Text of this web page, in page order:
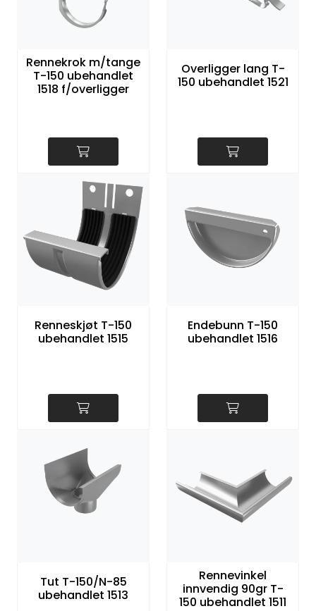
Rennekrok m/tange
T-150 ubehandlet
1518 f/overligger
Overligger lang T-
150 ubehandlet 1521
Renneskjøt T-150
ubehandlet 1515
Endebunn T-150
ubehandlet 1516
Tut T-150/N-85
ubehandlet 1513
Rennevinkel
innvendig 90gr T-
150 ubehandlet 1511